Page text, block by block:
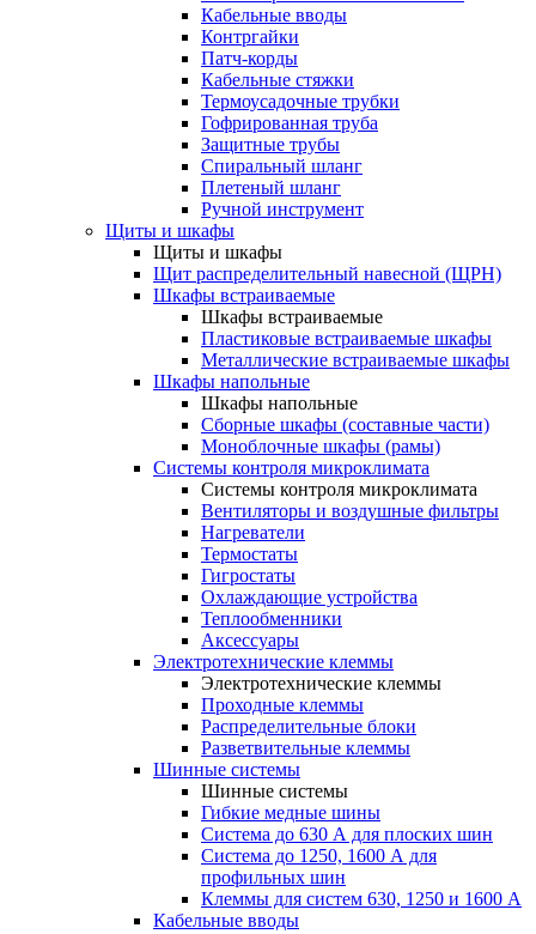
Кабельные вводы
Контргайки
Патч-корды
Кабельные стяжки
Термоусадочные трубки
Гофрированная труба
Защитные трубы
Спиральный шланг
Плетеный шланг
Ручной инструмент
Щиты и шкафы
Щиты и шкафы
Щит распределительный навесной (ЩРН)
Шкафы встраиваемые
Шкафы встраиваемые
Пластиковые встраиваемые шкафы
Металлические встраиваемые шкафы
Шкафы напольные
Шкафы напольные
Сборные шкафы (составные части)
Моноблочные шкафы (рамы)
Системы контроля микроклимата
Системы контроля микроклимата
Вентиляторы и воздушные фильтры
Нагреватели
Термостаты
Гигростаты
Охлаждающие устройства
Теплообменники
Аксессуары
Электротехнические клеммы
Электротехнические клеммы
Проходные клеммы
Распределительные блоки
Разветвительные клеммы
Шинные системы
Шинные системы
Гибкие медные шины
Система до 630 А для плоских шин
Система до 1250, 1600 А для
профильных шин
Клеммы для систем 630, 1250 и 1600 А
Кабельные вводы